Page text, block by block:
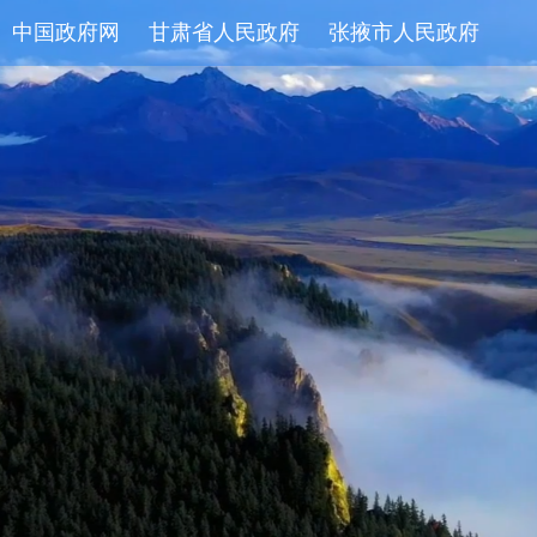
中国政府网 甘肃省人民政府 张掖市人民政府